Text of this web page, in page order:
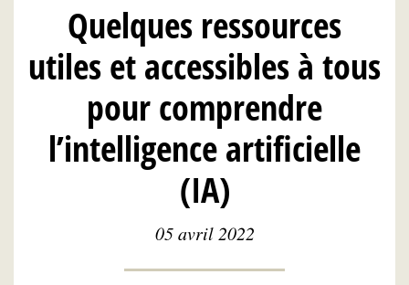
L
Quelques ressources
utiles et accessibles à tous
pour comprendre
l’intelligence artificielle
(IA)
05 avril 2022